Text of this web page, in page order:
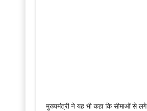
मुख्यमंत्री ने यह भी कहा कि सीमाओं से लगे